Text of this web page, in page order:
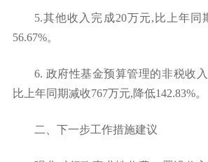
5.其他收入完成20万元,比上年同
56.67%。
6. 政府性基金预算管理的非税收
比上年同期减收767万元,降低142.83%。
二、下一步工作措施建议